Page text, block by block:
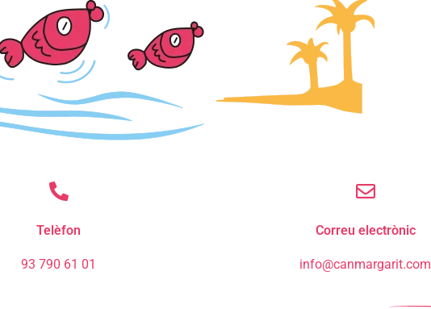
Telèfon
93 790 61 01
Correu electrònic
info@canmargarit.com